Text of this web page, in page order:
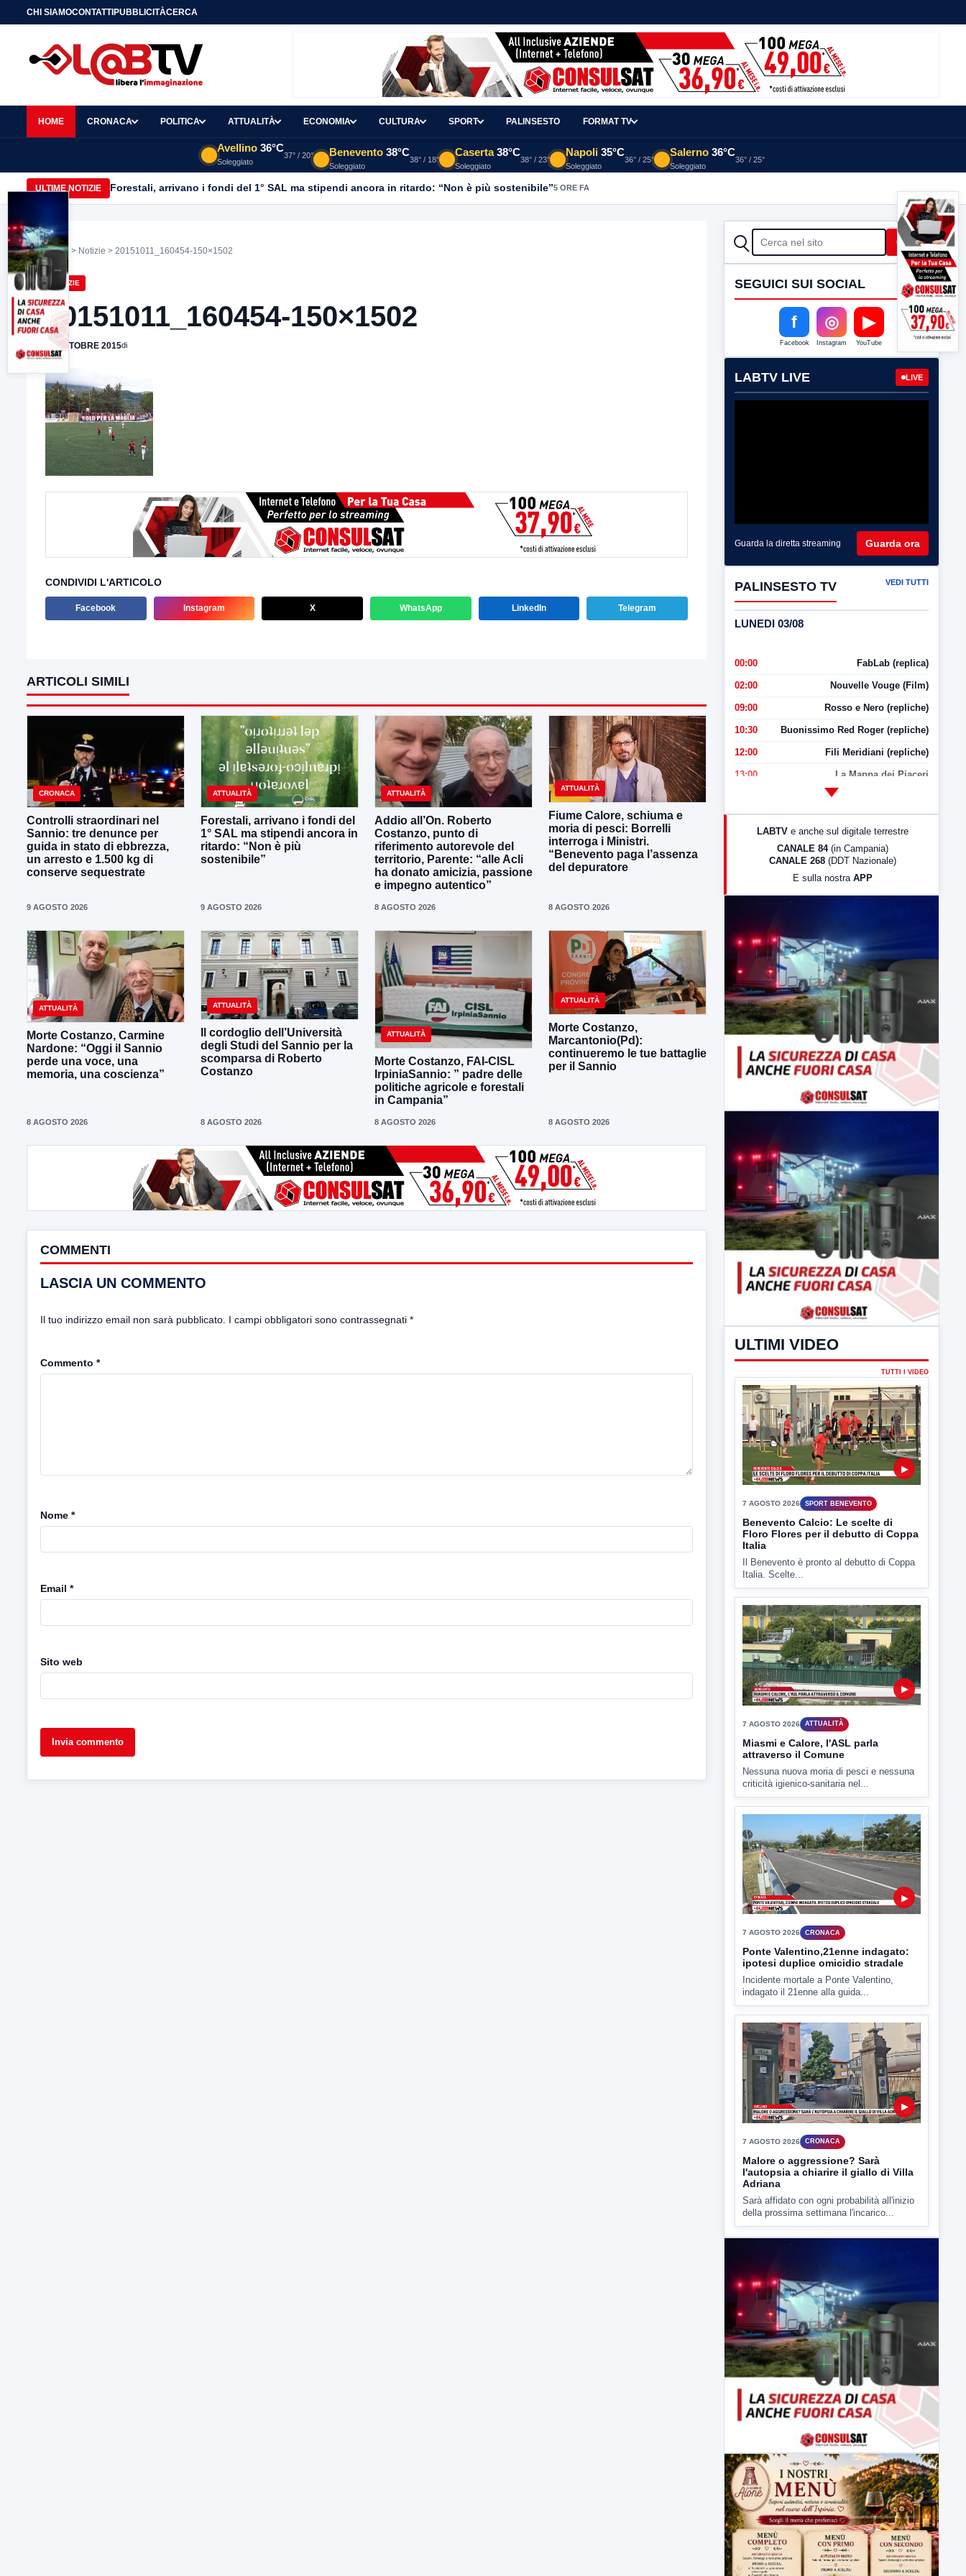
CHI SIAMOCONTATTIPUBBLICITÀCERCA
HOME CRONACA POLITICA ATTUALITÀ ECONOMIA CULTURA SPORT PALINSESTO FORMAT TV
Avellino 36°C
Soleggiato
37° / 20° Benevento 38°C
Soleggiato
38° / 18°
Caserta 38°C
Soleggiato
38° / 23°
Napoli 35°C
Soleggiato
36° / 25°
Salerno 36°C
Soleggiato
36° / 25°
ULTIME NOTIZIE Forestali, arrivano i fondi del 1° SAL ma stipendi ancora in ritardo: “Non è più sostenibile”5 ORE FA
Home > Notizie > 20151011_160454-150×1502
NOTIZIE
20151011_160454-150×1502
18 OTTOBRE 2015di
CONDIVIDI L'ARTICOLO
Facebook Instagram X WhatsApp LinkedIn Telegram
ARTICOLI SIMILI
CRONACA
Controlli straordinari nel
Sannio: tre denunce per
guida in stato di ebbrezza,
un arresto e 1.500 kg di
conserve sequestrate
9 AGOSTO 2026
ATTUALITÀ
Forestali, arrivano i fondi del
1° SAL ma stipendi ancora in
ritardo: “Non è più
sostenibile”
9 AGOSTO 2026
ATTUALITÀ
Addio all’On. Roberto
Costanzo, punto di
riferimento autorevole del
territorio, Parente: “alle Acli
ha donato amicizia, passione
e impegno autentico”
8 AGOSTO 2026
ATTUALITÀ
Fiume Calore, schiuma e
moria di pesci: Borrelli
interroga i Ministri.
“Benevento paga l’assenza
del depuratore
8 AGOSTO 2026
ATTUALITÀ
Morte Costanzo, Carmine
Nardone: “Oggi il Sannio
perde una voce, una
memoria, una coscienza”
8 AGOSTO 2026
ATTUALITÀ
Il cordoglio dell’Università
degli Studi del Sannio per la
scomparsa di Roberto
Costanzo
8 AGOSTO 2026
ATTUALITÀ
Morte Costanzo, FAI-CISL
IrpiniaSannio: ” padre delle
politiche agricole e forestali
in Campania”
8 AGOSTO 2026
ATTUALITÀ
Morte Costanzo,
Marcantonio(Pd):
continueremo le tue battaglie
per il Sannio
8 AGOSTO 2026
COMMENTI
LASCIA UN COMMENTO
Il tuo indirizzo email non sarà pubblicato. I campi obbligatori sono contrassegnati *
Commento *
Nome *
Email *
Sito web
CERCA Cerca
SEGUICI SUI SOCIAL
f
Facebook
◎
Instagram
▶
YouTube
LABTV LIVE LIVE
Guarda la diretta streaming Guarda ora
PALINSESTO TV VEDI TUTTI
LUNEDI 03/08
00:00 FabLab (replica)
02:00 Nouvelle Vouge (Film)
09:00 Rosso e Nero (repliche)
10:30 Buonissimo Red Roger (repliche)
12:00 Fili Meridiani (repliche)
13:00 La Mappa dei Piaceri
LabNews (Diretta)
LABTV e anche sul digitale terrestre
CANALE 84 (in Campania)
CANALE 268 (DDT Nazionale)
E sulla nostra APP
ULTIMI VIDEO
TUTTI I VIDEO
▶
7 AGOSTO 2026 SPORT BENEVENTO
Benevento Calcio: Le scelte di
Floro Flores per il debutto di Coppa
Italia
Il Benevento è pronto al debutto di Coppa
Italia. Scelte...
▶
7 AGOSTO 2026 ATTUALITÀ
Miasmi e Calore, l'ASL parla
attraverso il Comune
Nessuna nuova moria di pesci e nessuna
criticità igienico-sanitaria nel...
▶
7 AGOSTO 2026 CRONACA
Ponte Valentino,21enne indagato:
ipotesi duplice omicidio stradale
Incidente mortale a Ponte Valentino,
indagato il 21enne alla guida...
▶
7 AGOSTO 2026 CRONACA
Malore o aggressione? Sarà
l'autopsia a chiarire il giallo di Villa
Adriana
Sarà affidato con ogni probabilità all'inizio
della prossima settimana l'incarico...